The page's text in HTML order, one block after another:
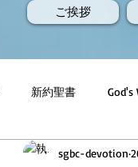
ご挨拶
新約聖書 God's
sgbc-devotion